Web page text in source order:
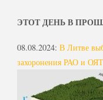
ЭТОТ ДЕНЬ В
08.08.2024: В Литве
захоронения РАО и ОЯТ